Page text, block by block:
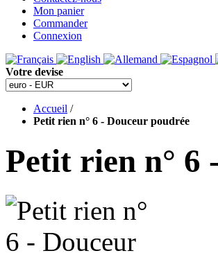
Mon panier
Commander
Connexion
Votre devise
Accueil /
Petit rien n° 6 - Douceur poudrée
Petit rien n° 6